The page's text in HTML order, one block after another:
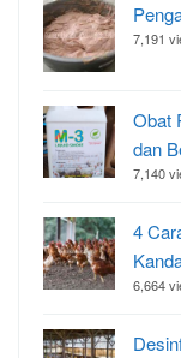
7,191
Obat
dan
7,140
4
6,664